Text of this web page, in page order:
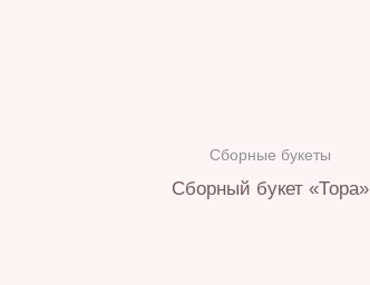
Сборные букеты
Сборный букет «Тора»